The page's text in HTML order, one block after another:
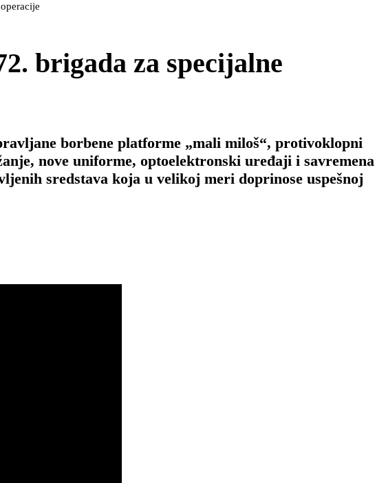
brigada za specijalne
borbene platforme „mali miloš“, protivoklopni
nove uniforme, optoelektronski uređaji i savremena
sredstava koja u velikoj meri doprinose uspešnoj